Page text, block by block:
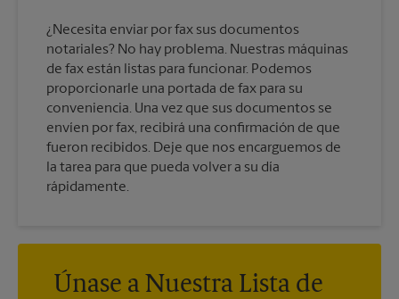
¿Necesita enviar por fax sus documentos
notariales? No hay problema. Nuestras máquinas
de fax están listas para funcionar. Podemos
proporcionarle una portada de fax para su
conveniencia. Una vez que sus documentos se
envíen por fax, recibirá una confirmación de que
fueron recibidos. Deje que nos encarguemos de
la tarea para que pueda volver a su día
rápidamente.
Únase a Nuestra Lista de